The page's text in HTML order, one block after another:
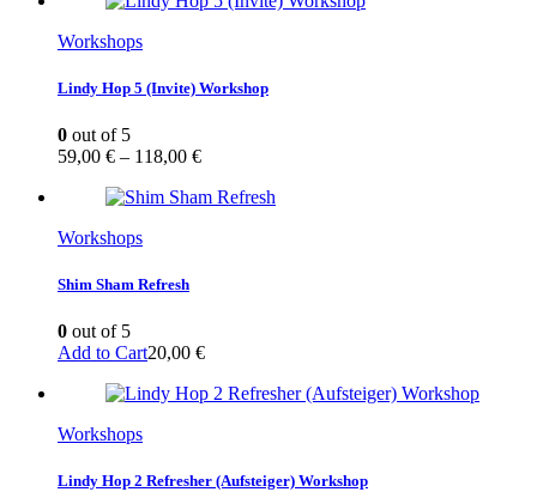
Workshops
Lindy Hop 5 (Invite) Workshop
0 out of 5
59,00 € – 118,00 €
Workshops
Shim Sham Refresh
0 out of 5
Add to Cart20,00 €
Workshops
Lindy Hop 2 Refresher (Aufsteiger) Workshop